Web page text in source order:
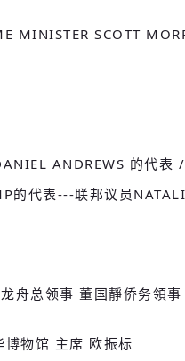
MINISTER SCOTT
ANDREWS 的代表
的代表---联邦议员
舟总领事 董国靜侨务領事
物馆 主席 欧振标